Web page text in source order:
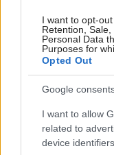
I want to opt-
Retention,
Personal Data
Purposes for
Opted Out
Google
I want to allow
related to
device
4 domáce